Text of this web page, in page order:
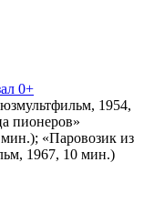
0+
1954,
пионеров»
«Паровозик из
1967, 10 мин.)